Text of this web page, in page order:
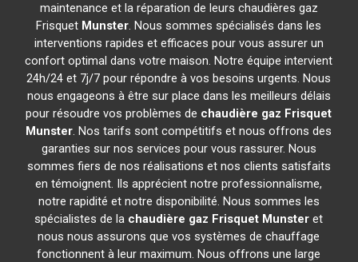
maintenance et la réparation de leurs chaudières gaz
Frisquet Munster. Nous sommes spécialisés dans les
interventions rapides et efficaces pour vous assurer un
confort optimal dans votre maison. Notre équipe intervient
24h/24 et 7j/7 pour répondre à vos besoins urgents. Nous
nous engageons à être sur place dans les meilleurs délais
pour résoudre vos problèmes de chaudière gaz Frisquet
Munster. Nos tarifs sont compétitifs et nous offrons des
garanties sur nos services pour vous rassurer. Nous
sommes fiers de nos réalisations et nos clients satisfaits
en témoignent. Ils apprécient notre professionnalisme,
notre rapidité et notre disponibilité. Nous sommes les
spécialistes de la chaudière gaz Frisquet Munster et
nous nous assurons que vos systèmes de chauffage
fonctionnent à leur maximum. Nous offrons une large